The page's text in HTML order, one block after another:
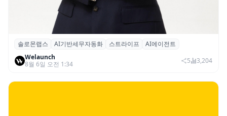
솔로몬랩스, 스트라이프 출신 이창헌 영입…
절세 전략 AI 에이전트 개발 본격화
솔로몬랩스 AI기반세무자동화 스트라이프
AI에이전트
Welaunch
8월 6일 오전 1:34
5 3,204